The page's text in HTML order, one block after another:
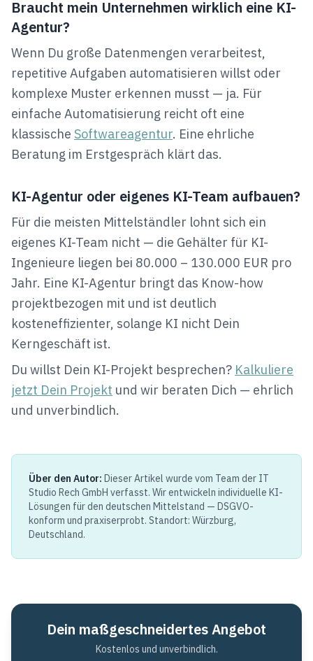
Braucht mein Unternehmen wirklich eine KI-
Agentur?
Wenn Du große Datenmengen verarbeitest,
repetitive Aufgaben automatisieren willst oder
komplexe Muster erkennen musst — ja. Für
einfache Automatisierung reicht oft eine
klassische Softwareagentur. Eine ehrliche
Beratung im Erstgespräch klärt das.
KI-Agentur oder eigenes KI-Team aufbauen?
Für die meisten Mittelständler lohnt sich ein
eigenes KI-Team nicht — die Gehälter für KI-
Ingenieure liegen bei 80.000 – 130.000 EUR pro
Jahr. Eine KI-Agentur bringt das Know-how
projektbezogen mit und ist deutlich
kosteneffizienter, solange KI nicht Dein
Kerngeschäft ist.
Du willst Dein KI-Projekt besprechen? Kalkuliere
jetzt Dein Projekt und wir beraten Dich — ehrlich
und unverbindlich.
Über den Autor: Dieser Artikel wurde vom Team der IT
Studio Rech GmbH verfasst. Wir entwickeln individuelle KI-
Lösungen für den deutschen Mittelstand — DSGVO-
konform und praxiserprobt. Standort: Würzburg,
Deutschland.
Dein maßgeschneidertes Angebot
Kostenlos und unverbindlich.